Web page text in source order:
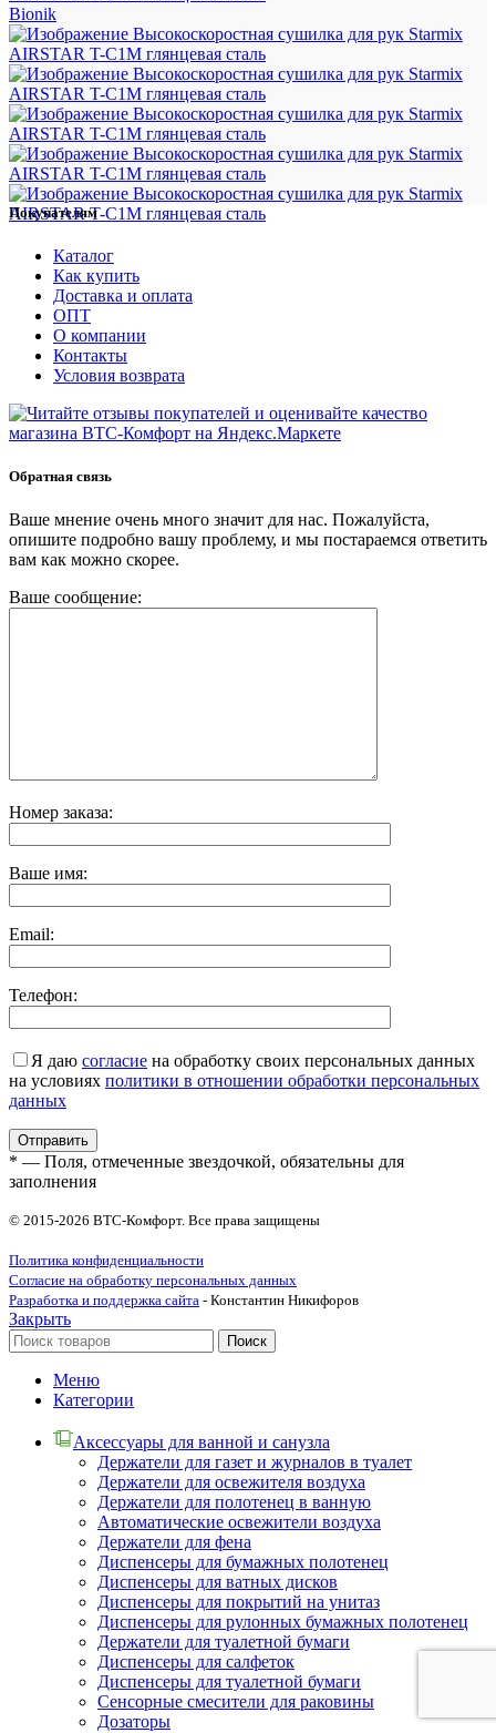
Bionik
Покупателям
Каталог
Как купить
Доставка и оплата
ОПТ
О компании
Контакты
Условия возврата
Обратная связь
Ваше мнение очень много значит для нас. Пожалуйста,
опишите подробно вашу проблему, и мы постараемся ответить
вам как можно скорее.
Ваше сообщение:
Номер заказа:
Ваше имя:
Email:
Телефон:
Я даю согласие на обработку своих персональных данных
на условиях политики в отношении обработки персональных
данных
* — Поля, отмеченные звездочкой, обязательны для
заполнения
© 2015-2026 ВТС-Комфорт. Все права защищены
Политика конфиденциальности
Согласие на обработку персональных данных
Разработка и поддержка сайта - Константин Никифоров
Закрыть
Поиск
Меню
Категории
Аксессуары для ванной и санузла
Держатели для газет и журналов в туалет
Держатели для освежителя воздуха
Держатели для полотенец в ванную
Автоматические освежители воздуха
Держатели для фена
Диспенсеры для бумажных полотенец
Диспенсеры для ватных дисков
Диспенсеры для покрытий на унитаз
Диспенсеры для рулонных бумажных полотенец
Держатели для туалетной бумаги
Диспенсеры для салфеток
Диспенсеры для туалетной бумаги
Сенсорные смесители для раковины
Дозаторы